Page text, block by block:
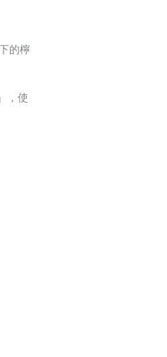
的檸
，使